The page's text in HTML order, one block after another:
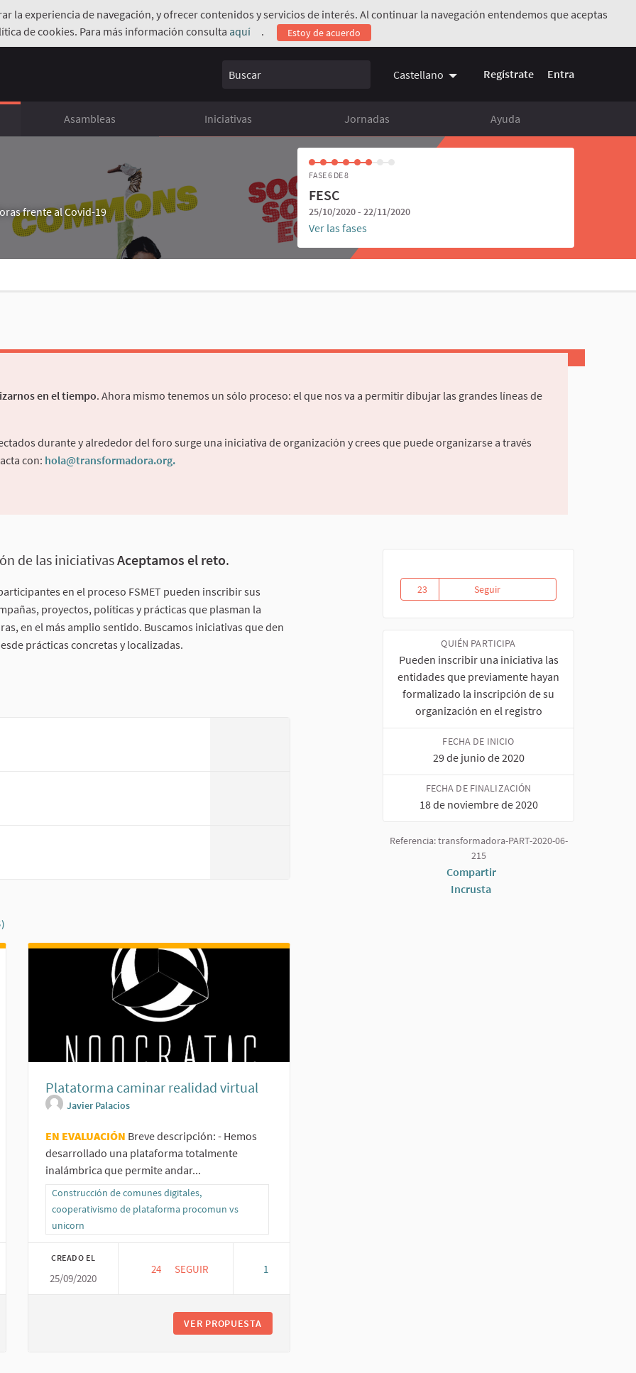
la experiencia de navegación, y ofrecer contenidos y servicios de interés. Al continuar la navegación entendemos que aceptas
de cookies. Para más información consulta aquí
(Enlace externo)
. Estoy de acuerdo
Buscar Castellano Regístrate Entra
Asambleas Iniciativas Jornadas Ayuda
frente al Covid-19
FASE 6 DE 8
FESC
25/10/2020 - 22/11/2020
Ver las fases
en el tiempo. Ahora mismo tenemos un sólo proceso: el que nos va a permitir dibujar las grandes líneas de
durante y alrededor del foro surge una iniciativa de organización y crees que puede organizarse a través
con: hola@transformadora.org.
de las iniciativasAceptamos el reto.
en el proceso FSMET pueden inscribir sus
proyectos, políticas y prácticas que plasman la
en el más amplio sentido. Buscamos iniciativas que den
prácticas concretas y localizadas.
la economía
GLOBALIZACIÓN SOCIAL
PARA LA GLOBALIZACIÓN SOCIAL
Platatorma caminar realidad virtual
Javier Palacios
EN EVALUACIÓN Breve descripción: - Hemos
desarrollado una plataforma totalmente
inalámbrica que permite andar...
Resultados al filtrar por la categoría: Construcción de comunes digitales, cooperativismo de plataforma procomun vs unicorn
Construcción de comunes digitales,
cooperativismo de plataforma procomun vs
unicorn
CREADO EL
25/09/2020
24 24 SEGUIDORAS
SEGUIR 1
VER PROPUESTA
23
23 seguidoras
SeguirAceptamos el reto!
QUIÉN PARTICIPA
Pueden inscribir una iniciativa las
entidades que previamente hayan
formalizado la inscripción de su
organización en el registro
FECHA DE INICIO
29 de junio de 2020
FECHA DE FINALIZACIÓN
18 de noviembre de 2020
Referencia: transformadora-PART-2020-06-
215
Compartir
Incrusta